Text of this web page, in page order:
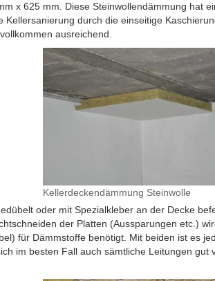
x 625 mm. Diese Steinwollendämmung hat
Kellersanierung durch die einseitige
ausreichend.
Kellerdeckendämmung Steinwolle
oder mit Spezialkleber an der Decke
der Platten (Aussparungen etc.)
für Dämmstoffe benötigt. Mit beiden ist es
im besten Fall auch sämtliche Leitungen gut